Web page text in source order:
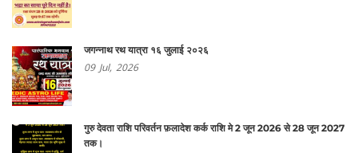
जगन्नाथ रथ यात्रा १६ जुलाई २०२६
09 Jul, 2026
गुरु देवता राशि परिवर्तन फ़लादेश कर्क राशि मे 2 जून 2026 से 28 जून 2027
तक।